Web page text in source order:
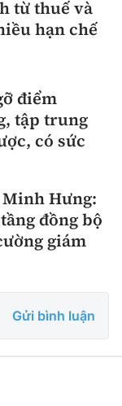
từ thuế và
hạn chế
điểm
tập trung
có sức
Hưng:
đồng bộ
giám
Gửi bình luận